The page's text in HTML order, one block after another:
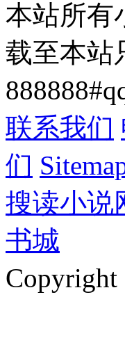
本站所有
载至本站
联系我们
们
搜读小说
书城
Copyright